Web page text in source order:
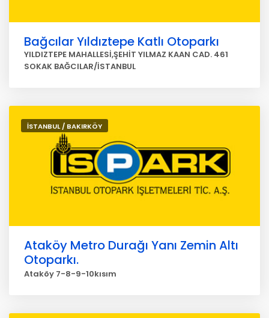
Bağcılar Yıldıztepe Katlı Otoparkı
YILDIZTEPE MAHALLESİ,ŞEHİT YILMAZ KAAN CAD. 461
SOKAK BAĞCILAR/İSTANBUL
İSTANBUL / BAKIRKÖY
Ataköy Metro Durağı Yanı Zemin Altı
Otoparkı.
Ataköy 7-8-9-10kısım